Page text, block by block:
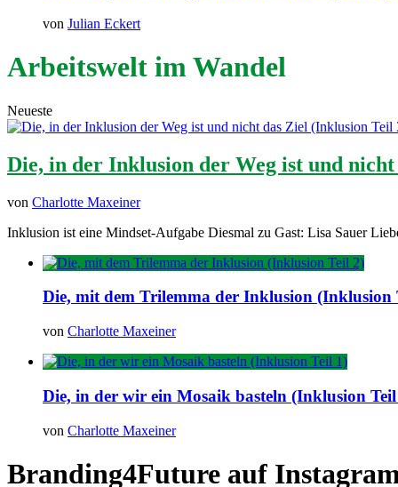
von Julian Eckert
Arbeitswelt im Wandel
Neueste
Die, in der Inklusion der Weg ist und
von Charlotte Maxeiner
Inklusion ist eine Mindset-Aufgabe Diesmal zu Gast: Lisa Sauer
Die, mit dem Trilemma der Inklusion (Inklusion
von Charlotte Maxeiner
Die, in der wir ein Mosaik basteln (Inklusion
von Charlotte Maxeiner
Branding4Future auf